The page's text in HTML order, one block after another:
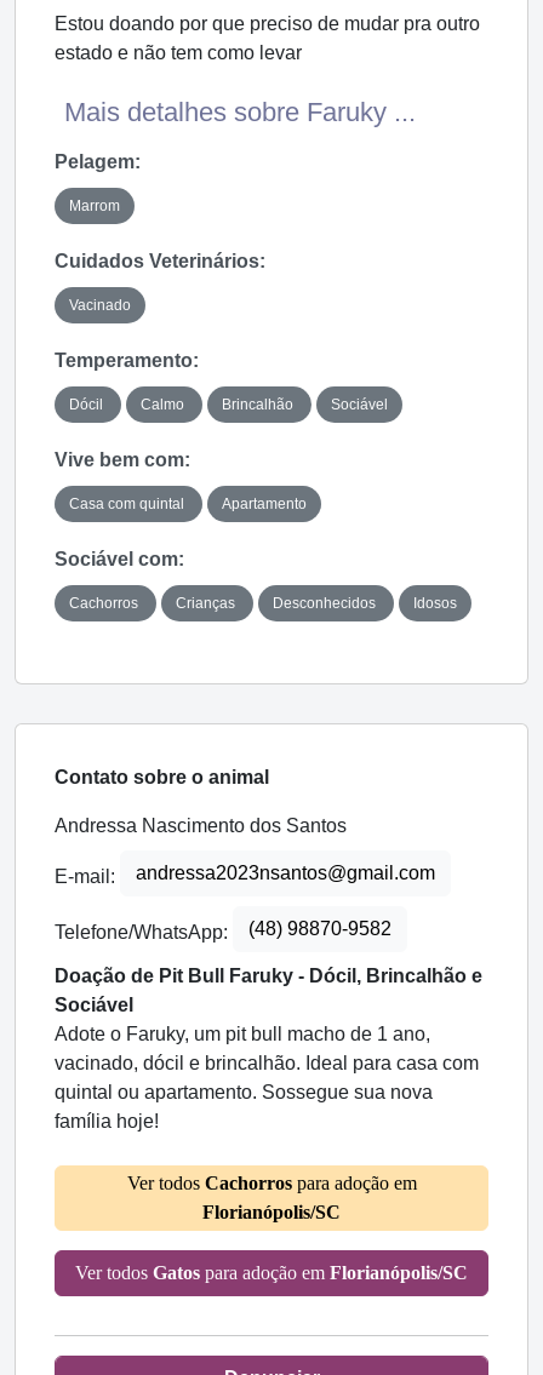
Estou doando por que preciso de mudar pra outro
estado e não tem como levar
Mais detalhes sobre Faruky ...
Pelagem:
Marrom
Cuidados Veterinários:
Vacinado
Temperamento:
Dócil Calmo Brincalhão Sociável
Vive bem com:
Casa com quintal Apartamento
Sociável com:
Cachorros Crianças Desconhecidos Idosos
Contato sobre o animal
Andressa Nascimento dos Santos
E-mail: andressa2023nsantos@gmail.com
Telefone/WhatsApp: (48) 98870-9582
Doação de Pit Bull Faruky - Dócil, Brincalhão e
Sociável
Adote o Faruky, um pit bull macho de 1 ano,
vacinado, dócil e brincalhão. Ideal para casa com
quintal ou apartamento. Sossegue sua nova
família hoje!
Ver todos Cachorrospara adoção em
Florianópolis/SC
Ver todos Gatos para adoção em Florianópolis/SC